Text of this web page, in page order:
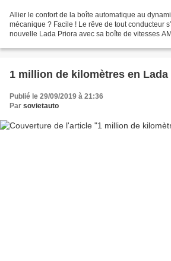
Allier le confort de la boîte automatique au
mécanique ? Facile ! Le rêve de tout conducteur
nouvelle Lada Priora avec sa boîte de vitesses
1 million de kilomètres en Lada
Publié le 29/09/2019 à 21:36
Par sovietauto